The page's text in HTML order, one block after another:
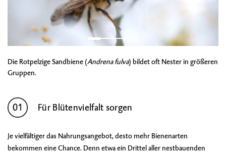
Die Rotpelzige Sandbiene (Andrena fulva) bildet oft Nester in größeren
Gruppen.
Für Blütenvielfalt sorgen
Je vielfältiger das Nahrungsangebot, desto mehr Bienenarten
bekommen eine Chance. Denn etwa ein Drittel aller nestbauenden